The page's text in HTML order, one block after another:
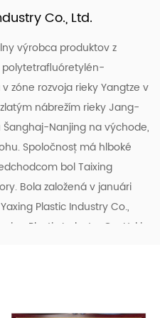
Co., Ltd.
výrobca produktov z
zóne rozvoja rieky Yangtze v
nábrežím rieky Jang-
Nanjing na východe,
Spoločnosť má hlboké
bol Taixing
Bola založená v januári
Plastic Industry Co.,
Plastic Industry Co, Ltd je
fluóru (kremíka).. Člen
systému manažérstva